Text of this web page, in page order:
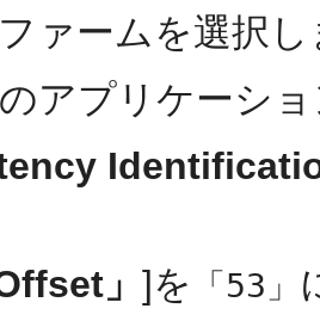
ァームを選択し
アプリケーシ
」 ]を 「53」